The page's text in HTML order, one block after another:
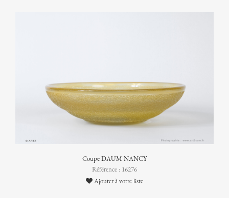
Coupe DAUM NANCY
Référence : 16276
Ajouter à votre liste